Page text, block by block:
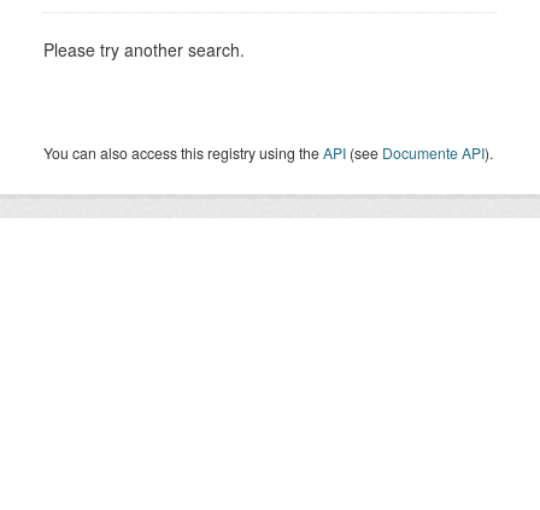
Please try another search.
You can also access this registry using theAPI (see Documente API).